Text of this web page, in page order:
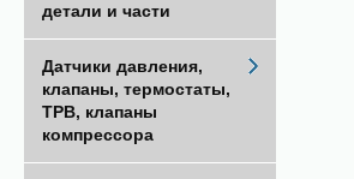
детали и части
Датчики давления,
клапаны, термостаты,
ТРВ, клапаны
компрессора